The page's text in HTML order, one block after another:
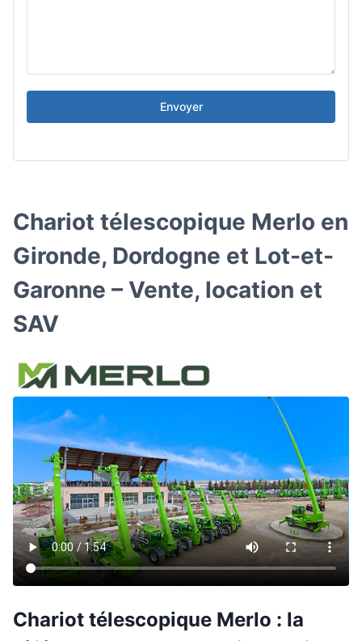
Chariot télescopique Merlo en
Gironde, Dordogne et Lot-et-
Garonne – Vente, location et
SAV
Chariot télescopique Merlo : la
Envoyer